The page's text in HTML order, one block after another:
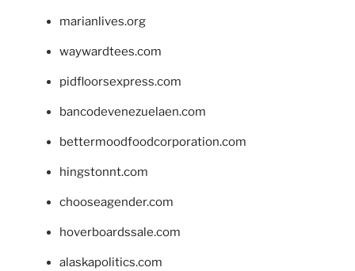
marianlives.org
waywardtees.com
pidfloorsexpress.com
bancodevenezuelaen.com
bettermoodfoodcorporation.com
hingstonnt.com
chooseagender.com
hoverboardssale.com
alaskapolitics.com